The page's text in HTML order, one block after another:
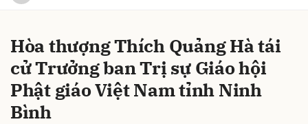
Hòa thượng Thích Quảng Hà tái
cử Trưởng ban Trị sự Giáo hội
Phật giáo Việt Nam tỉnh Ninh
Bình